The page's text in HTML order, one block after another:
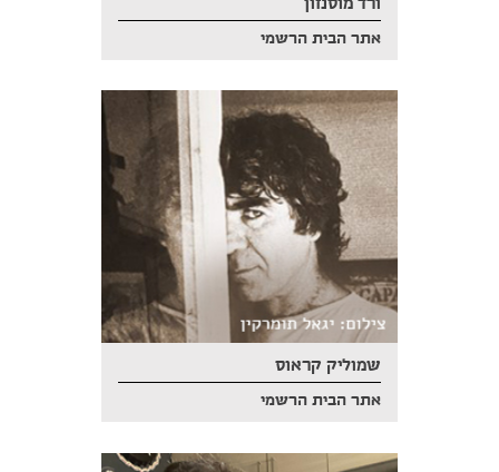
אתר הבית הרשמי
שמוליק קראוס
אתר הבית הרשמי